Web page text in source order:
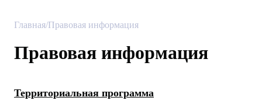
Главная/Правовая информация
Правовая информация
Территориальная программа